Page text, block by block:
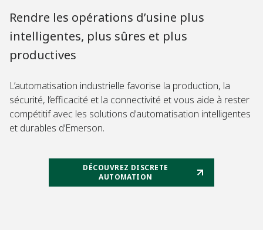
Rendre les opérations d’usine plus
intelligentes, plus sûres et plus
productives
L’automatisation industrielle favorise la production, la
sécurité, l’efficacité et la connectivité et vous aide à rester
compétitif avec les solutions d'automatisation intelligentes
et durables d’Emerson.
DÉCOUVREZ DISCRETE
AUTOMATION